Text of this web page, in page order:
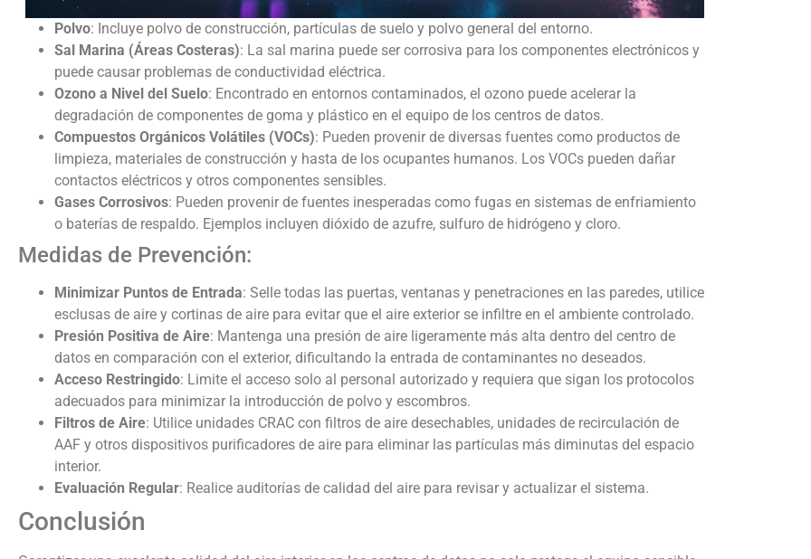
Polvo: Incluye polvo de construcción, partículas de suelo y polvo general del entorno.
Sal Marina (Áreas Costeras): La sal marina puede ser corrosiva para los componentes electrónicos y
puede causar problemas de conductividad eléctrica.
Ozono a Nivel del Suelo: Encontrado en entornos contaminados, el ozono puede acelerar la
degradación de componentes de goma y plástico en el equipo de los centros de datos.
Compuestos Orgánicos Volátiles (VOCs): Pueden provenir de diversas fuentes como productos de
limpieza, materiales de construcción y hasta de los ocupantes humanos. Los VOCs pueden dañar
contactos eléctricos y otros componentes sensibles.
Gases Corrosivos: Pueden provenir de fuentes inesperadas como fugas en sistemas de enfriamiento
o baterías de respaldo. Ejemplos incluyen dióxido de azufre, sulfuro de hidrógeno y cloro.
Medidas de Prevención:
Minimizar Puntos de Entrada: Selle todas las puertas, ventanas y penetraciones en las paredes, utilice
esclusas de aire y cortinas de aire para evitar que el aire exterior se infiltre en el ambiente controlado.
Presión Positiva de Aire: Mantenga una presión de aire ligeramente más alta dentro del centro de
datos en comparación con el exterior, dificultando la entrada de contaminantes no deseados.
Acceso Restringido: Limite el acceso solo al personal autorizado y requiera que sigan los protocolos
adecuados para minimizar la introducción de polvo y escombros.
Filtros de Aire: Utilice unidades CRAC con filtros de aire desechables, unidades de recirculación de
AAF y otros dispositivos purificadores de aire para eliminar las partículas más diminutas del espacio
interior.
Evaluación Regular: Realice auditorías de calidad del aire para revisar y actualizar el sistema.
Conclusión